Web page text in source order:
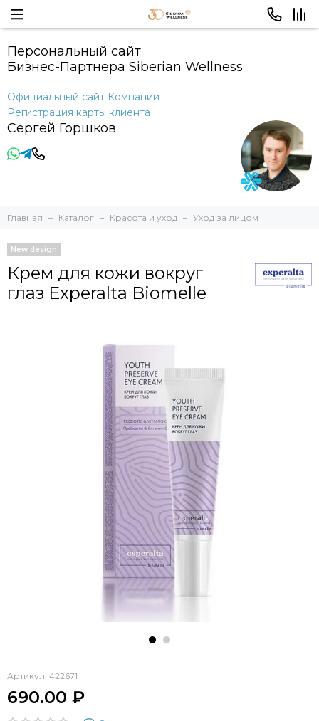
Персональный сайт
Бизнес-Партнера Siberian Wellness
Официальный сайт Компании
Регистрация карты клиента
Сергей Горшков
Главная Каталог Красота и уход Уход за лицом
New design
Крем для кожи вокруг
глаз Experalta Biomelle
Артикул: 422671
690.00 ₽